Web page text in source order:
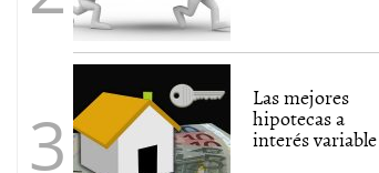
Las mejores
hipotecas a
interés variable